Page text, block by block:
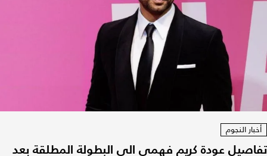
أخبار النجوم
تفاصيل عودة كريم فهمي الى البطولة المطلقة بعد